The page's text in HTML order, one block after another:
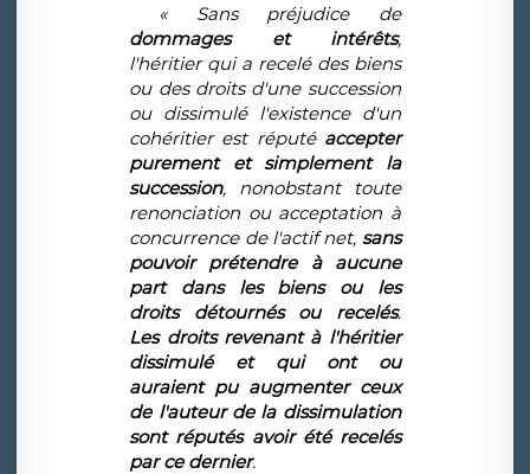
« Sans préjudice de
dommages et intérêts,
l'héritier qui a recelé des biens
ou des droits d'une succession
ou dissimulé l'existence d'un
cohéritier est réputé accepter
purement et simplement la
succession, nonobstant toute
renonciation ou acceptation à
concurrence de l'actif net, sans
pouvoir prétendre à aucune
part dans les biens ou les
droits détournés ou recelés.
Les droits revenant à l'héritier
dissimulé et qui ont ou
auraient pu augmenter ceux
de l'auteur de la dissimulation
sont réputés avoir été recelés
par ce dernier.